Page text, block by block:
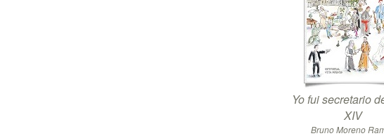
Yo fui secretario
XIV
Bruno Moreno